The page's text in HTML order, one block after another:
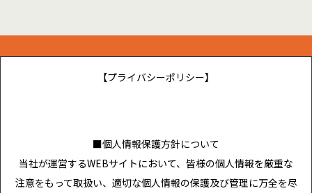
【プライバシーポリシー】
■個人情報保護方針について
当社が運営するWEBサイトにおいて、皆様の個人情報を厳重な
注意をもって取扱い、適切な個人情報の保護及び管理に万全を尽